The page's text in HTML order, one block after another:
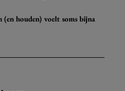
houden) voelt soms bijna